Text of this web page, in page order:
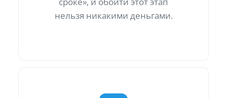
нельзя никакими деньгами.